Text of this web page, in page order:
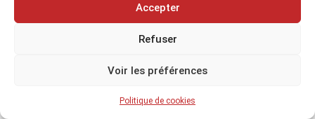
Accepter
Refuser
Voir les préférences
Politique de cookies